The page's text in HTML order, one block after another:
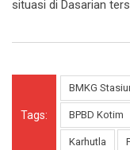
situasi di Dasarian
Tags:
BMKG
BPBD Kotim
Karhutla